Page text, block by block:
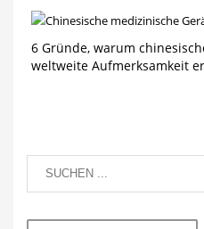
6 Gründe, warum
weltweite Aufmerksamkeit